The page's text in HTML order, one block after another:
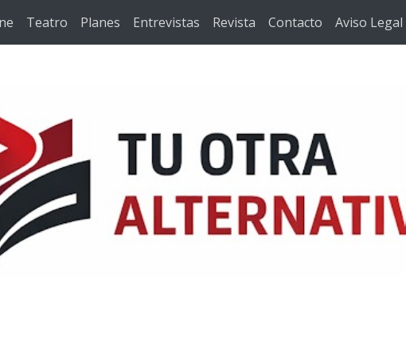
Teatro Planes Entrevistas Revista Contacto Aviso Legal